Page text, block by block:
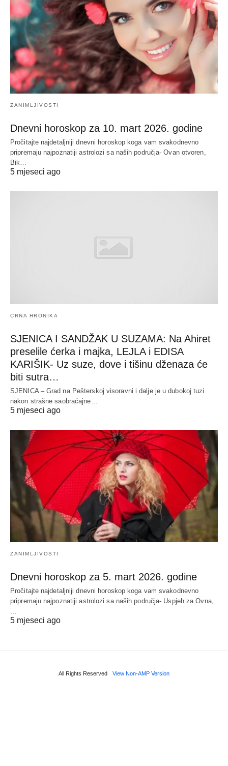
ZANIMLJIVOSTI
Dnevni horoskop za 10. mart 2026. godine
Pročitajte najdetaljniji dnevni horoskop koga vam svakodnevno
pripremaju najpoznatiji astrolozi sa naših područja- Ovan otvoren,
Bik…
5 mjeseci ago
CRNA HRONIKA
SJENICA I SANDŽAK U SUZAMA: Na Ahiret
preselile ćerka i majka, LEJLA i EDISA
KARIŠIK- Uz suze, dove i tišinu dženaza će
biti sutra…
SJENICA – Grad na Pešterskoj visoravni i dalje je u dubokoj tuzi
nakon strašne saobraćajne…
5 mjeseci ago
ZANIMLJIVOSTI
Dnevni horoskop za 5. mart 2026. godine
Pročitajte najdetaljniji dnevni horoskop koga vam svakodnevno
pripremaju najpoznatiji astrolozi sa naših područja- Uspjeh za Ovna,
…
5 mjeseci ago
All Rights Reserved View Non-AMP Version